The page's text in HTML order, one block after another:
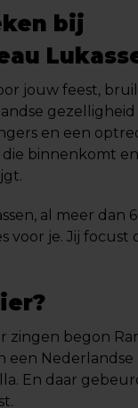
bij
jouw feest,
en een
die binnenkomt
al meer dan
je. Jij focust
zingen begon
Nederlandse
En daar